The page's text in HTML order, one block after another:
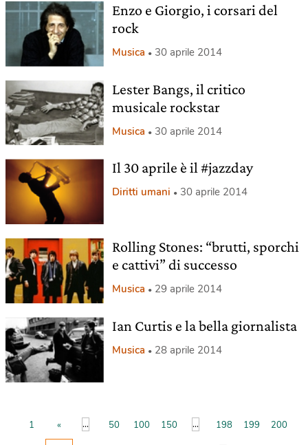
Enzo e Giorgio, i corsari del
rock
Musica 30 aprile 2014
Lester Bangs, il critico
musicale rockstar
Musica 30 aprile 2014
Il 30 aprile è il #jazzday
Diritti umani 30 aprile 2014
Rolling Stones: “brutti, sporchi
e cattivi” di successo
Musica 29 aprile 2014
Ian Curtis e la bella giornalista
Musica 28 aprile 2014
1 « ... 50 100 150 ... 198 199 200